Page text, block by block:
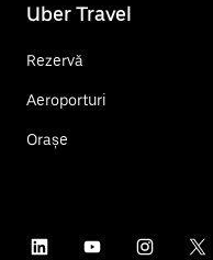
Uber Travel
Rezervă
Aeroporturi
Orașe